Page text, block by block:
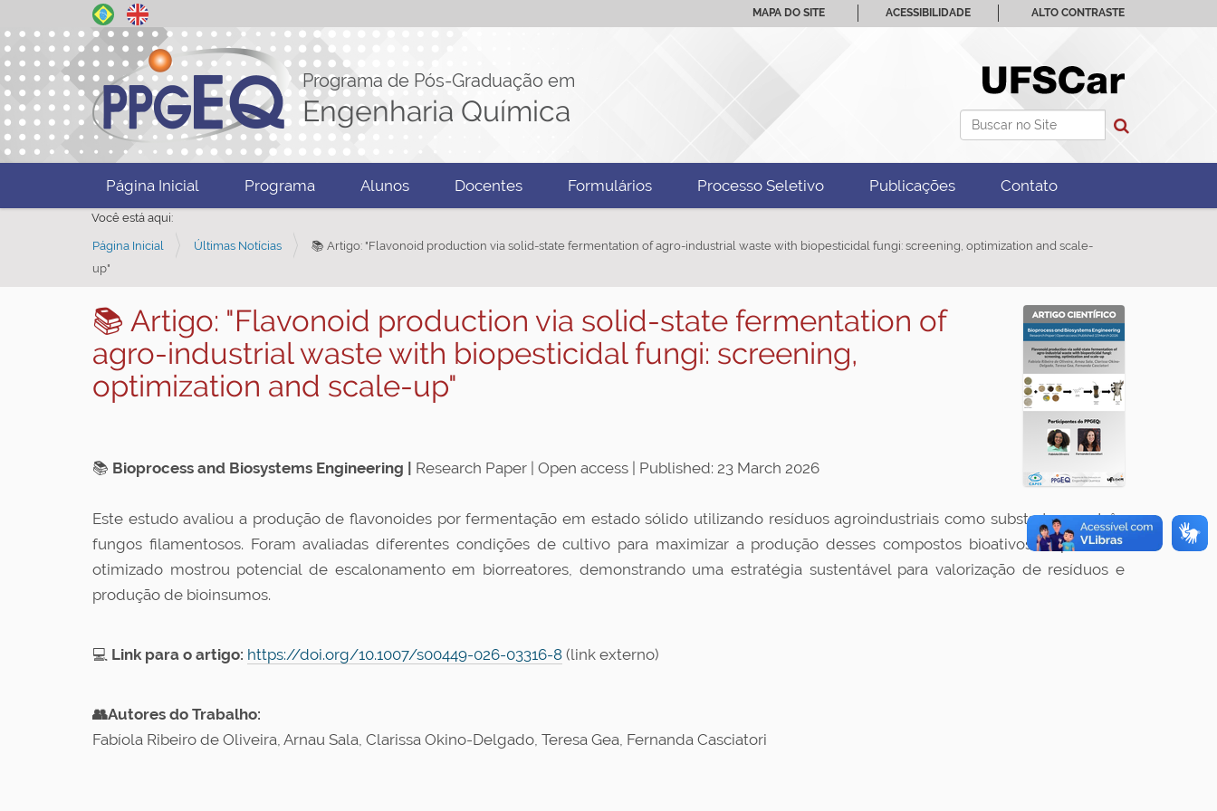
Programa de Pós-Graduação em
Engenharia Química Busca
MAPA DO SITE ACESSIBILIDADE ALTO CONTRASTE
Página Inicial Programa Alunos Docentes Formulários Processo Seletivo Publicações Contato
Você está aqui:
Página Inicial Últimas Notícias
📚 Artigo: "Flavonoid production via solid-state fermentation of agro-industrial waste with biopesticidal fungi: screening, optimization and scale-
up"
📚 Artigo: "Flavonoid production via solid-state fermentation of
agro-industrial waste with biopesticidal fungi: screening,
optimization and scale-up"
📚 Bioprocess and Biosystems Engineering | Research Paper | Open access | Published: 23 March 2026
Este estudo avaliou a produção de flavonoides por fermentação em estado sólido utilizando resíduos agroindustriais como substrato para três
fungos filamentosos. Foram avaliadas diferentes condições de cultivo para maximizar a produção desses compostos bioativos. O processo
otimizado mostrou potencial de escalonamento em biorreatores, demonstrando uma estratégia sustentável para valorização de resíduos e
produção de bioinsumos.
💻 Link para o artigo: https://doi.org/10.1007/s00449-026-03316-8 (link externo)
👥Autores do Trabalho:
Fabíola Ribeiro de Oliveira, Arnau Sala, Clarissa Okino-Delgado, Teresa Gea, Fernanda Casciatori